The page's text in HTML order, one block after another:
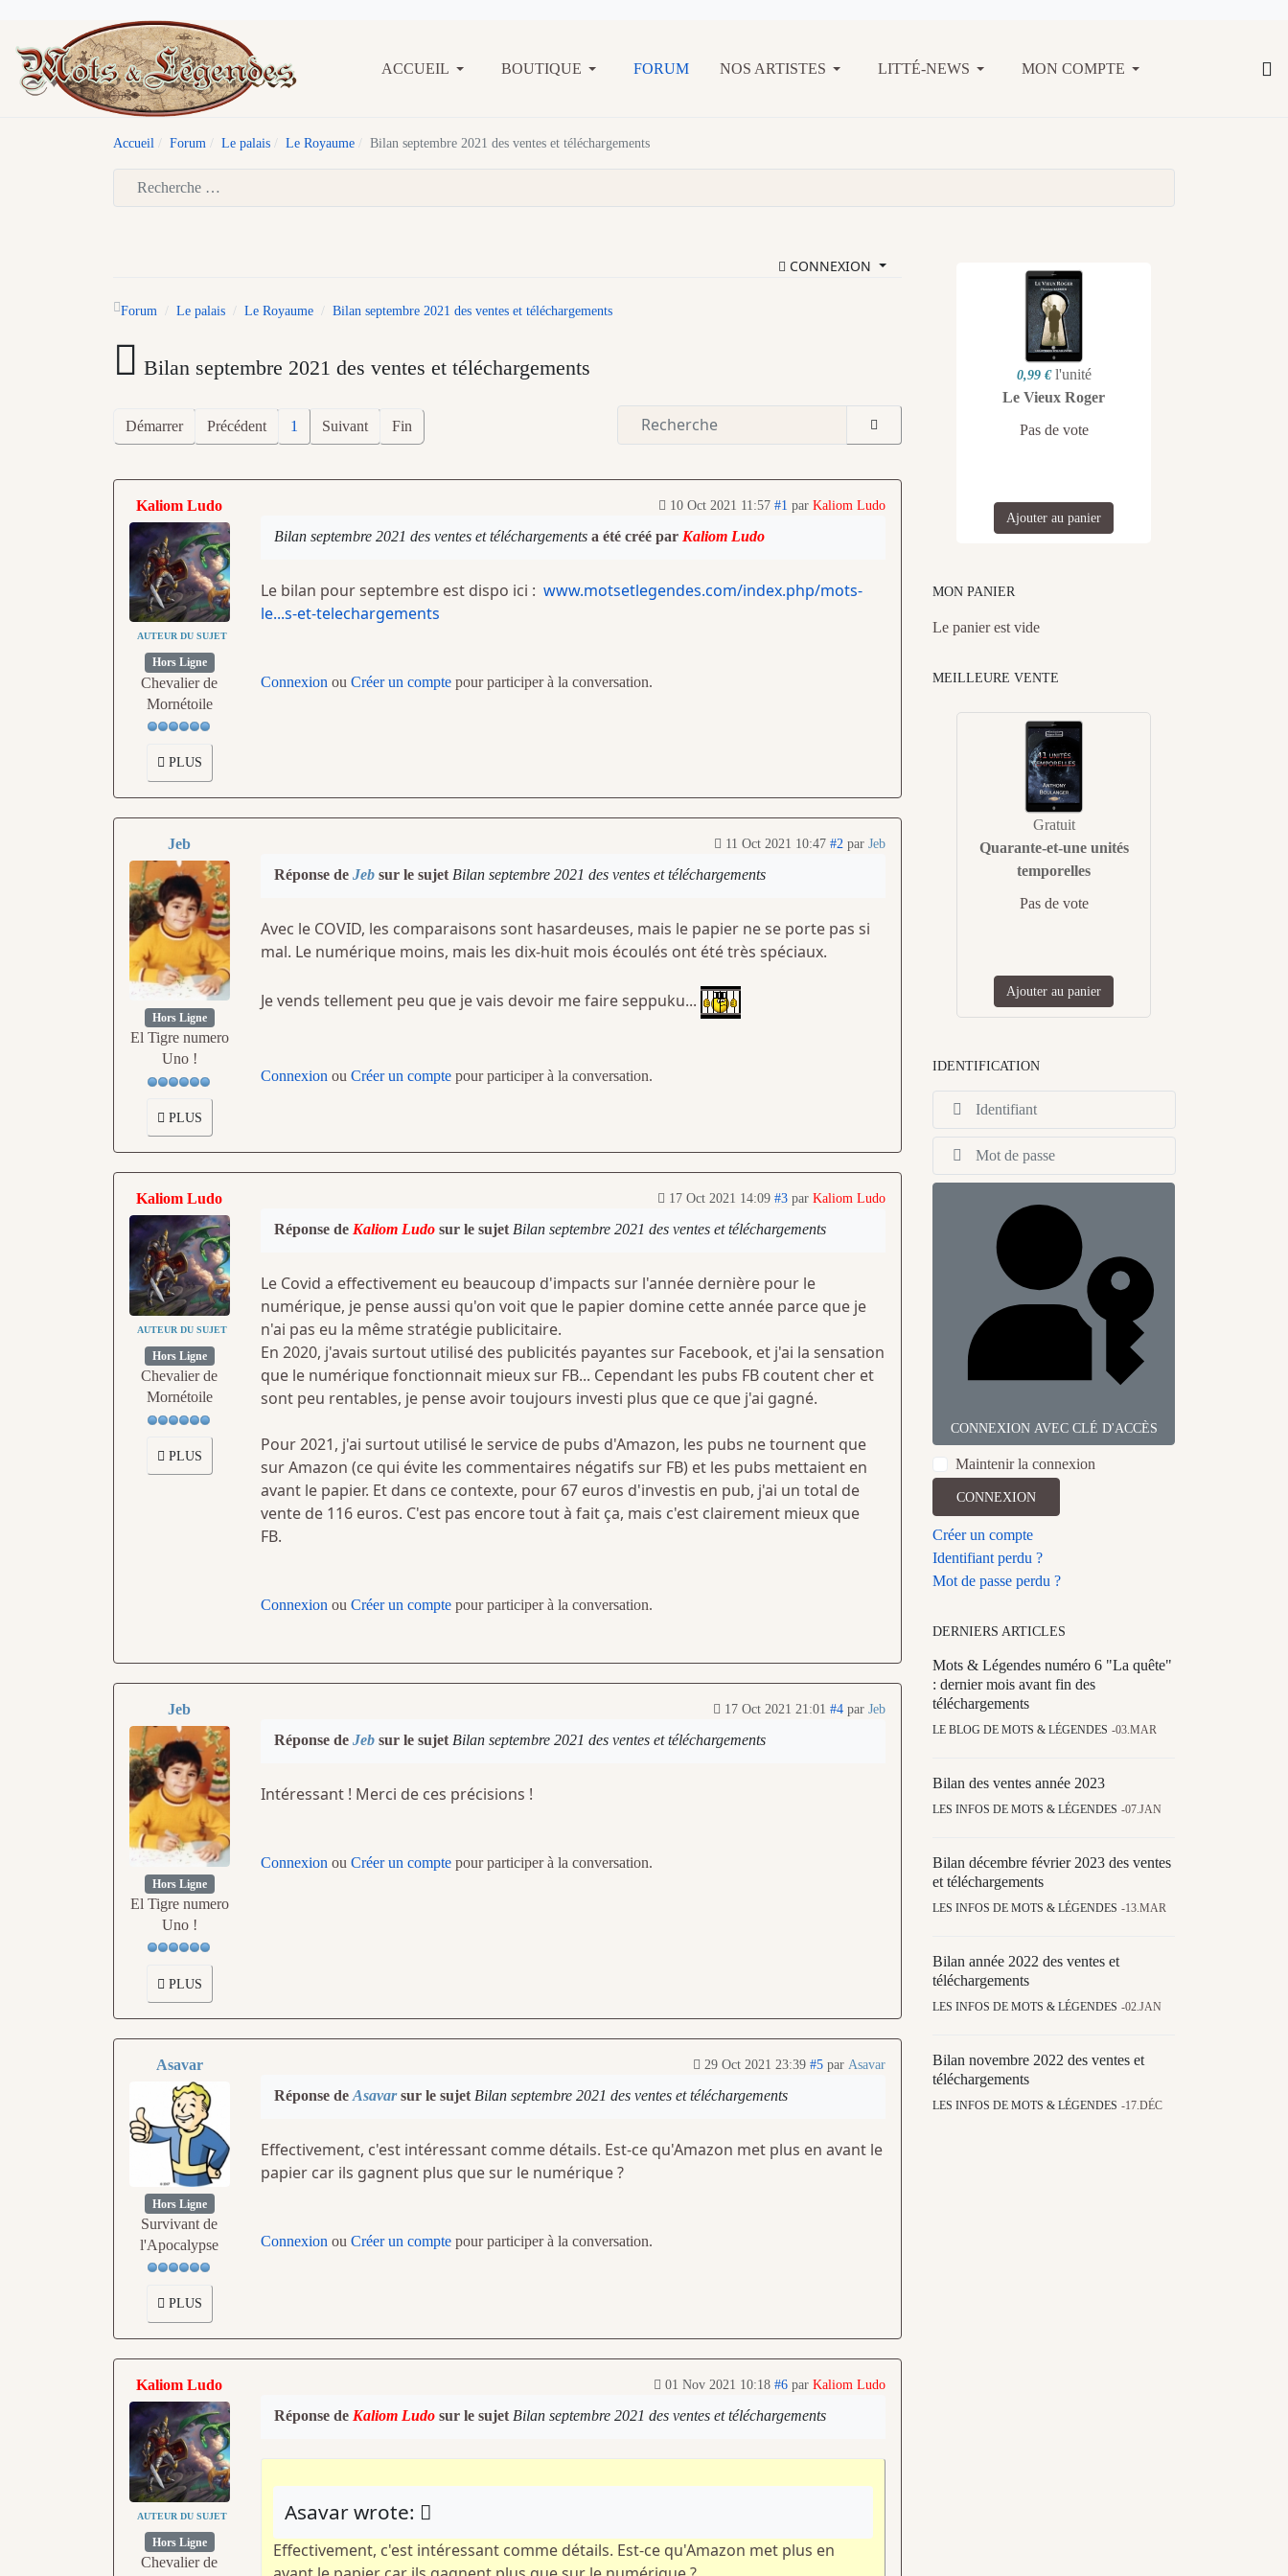
ACCUEIL BOUTIQUE FORUM NOS ARTISTES LITTÉ-NEWS MON COMPTE
Accueil Forum Le palais Le Royaume Bilan septembre 2021 des ventes et téléchargements
CONNEXION
Forum Le palais Le Royaume Bilan septembre 2021 des ventes et téléchargements
Bilan septembre 2021 des ventes et téléchargements
Démarrer Précédent 1 Suivant Fin
Kaliom Ludo
AUTEUR DU SUJET
Hors Ligne
Chevalier de
Mornétoile
PLUS
10 Oct 2021 11:57 #1 par Kaliom Ludo
Bilan septembre 2021 des ventes et téléchargementsa été créé par Kaliom Ludo
Le bilan pour septembre est dispo ici : www.motsetlegendes.com/index.php/mots-
le...s-et-telechargements
Connexion ou Créer un comptepour participer à la conversation.
Jeb
Hors Ligne
El Tigre numero
Uno !
PLUS
11 Oct 2021 10:47 #2 par Jeb
Réponse de Jebsur le sujet Bilan septembre 2021 des ventes et téléchargements
Avec le COVID, les comparaisons sont hasardeuses, mais le papier ne se porte pas si
mal. Le numérique moins, mais les dix-huit mois écoulés ont été très spéciaux.
Je vends tellement peu que je vais devoir me faire seppuku...
Connexion ou Créer un comptepour participer à la conversation.
Kaliom Ludo
AUTEUR DU SUJET
Hors Ligne
Chevalier de
Mornétoile
PLUS
17 Oct 2021 14:09 #3 par Kaliom Ludo
Réponse de Kaliom Ludosur le sujet Bilan septembre 2021 des ventes et téléchargements
Le Covid a effectivement eu beaucoup d'impacts sur l'année dernière pour le
numérique, je pense aussi qu'on voit que le papier domine cette année parce que je
n'ai pas eu la même stratégie publicitaire.
En 2020, j'avais surtout utilisé des publicités payantes sur Facebook, et j'ai la sensation
que le numérique fonctionnait mieux sur FB... Cependant les pubs FB coutent cher et
sont peu rentables, je pense avoir toujours investi plus que ce que j'ai gagné.
Pour 2021, j'ai surtout utilisé le service de pubs d'Amazon, les pubs ne tournent que
sur Amazon (ce qui évite les commentaires négatifs sur FB) et les pubs mettaient en
avant le papier. Et dans ce contexte, pour 67 euros d'investis en pub, j'ai un total de
vente de 116 euros. C'est pas encore tout à fait ça, mais c'est clairement mieux que
FB.
Connexion ou Créer un comptepour participer à la conversation.
Jeb
Hors Ligne
El Tigre numero
Uno !
PLUS
17 Oct 2021 21:01 #4 par Jeb
Réponse de Jebsur le sujet Bilan septembre 2021 des ventes et téléchargements
Intéressant ! Merci de ces précisions !
Connexion ou Créer un comptepour participer à la conversation.
Asavar
Hors Ligne
Survivant de
l'Apocalypse
PLUS
29 Oct 2021 23:39 #5 par Asavar
Réponse de Asavarsur le sujet Bilan septembre 2021 des ventes et téléchargements
Effectivement, c'est intéressant comme détails. Est-ce qu'Amazon met plus en avant le
papier car ils gagnent plus que sur le numérique ?
Connexion ou Créer un comptepour participer à la conversation.
Kaliom Ludo
AUTEUR DU SUJET
Hors Ligne
Chevalier de
01 Nov 2021 10:18 #6 par Kaliom Ludo
Réponse de Kaliom Ludosur le sujet Bilan septembre 2021 des ventes et téléchargements
Asavar wrote:
Effectivement, c'est intéressant comme détails. Est-ce qu'Amazon met plus en
0,99 € l'unité
Le Vieux Roger
Pas de vote
Ajouter au panier
MON PANIER
Le panier est vide
MEILLEURE VENTE
Gratuit
Quarante-et-une unités
temporelles
Pas de vote
Ajouter au panier
IDENTIFICATION
CONNEXION AVEC CLÉ D'ACCÈS
Maintenir la connexion
CONNEXION
Créer un compte
Identifiant perdu ?
Mot de passe perdu ?
DERNIERS ARTICLES
Mots & Légendes numéro 6 "La quête"
: dernier mois avant fin des
téléchargements
LE BLOG DE MOTS & LÉGENDES 03.MAR
Bilan des ventes année 2023
LES INFOS DE MOTS & LÉGENDES 07.JAN
Bilan décembre février 2023 des ventes
et téléchargements
LES INFOS DE MOTS & LÉGENDES 13.MAR
Bilan année 2022 des ventes et
téléchargements
LES INFOS DE MOTS & LÉGENDES 02.JAN
Bilan novembre 2022 des ventes et
téléchargements
LES INFOS DE MOTS & LÉGENDES 17.DÉC